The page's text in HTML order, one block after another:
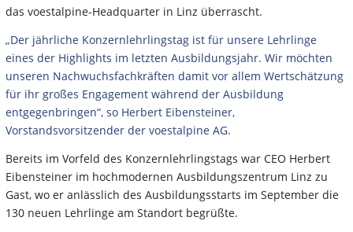
das voestalpine-Headquarter in Linz überrascht.
„Der jährliche Konzernlehrlingstag ist für unsere Lehrlinge
eines der Highlights im letzten Ausbildungsjahr. Wir möchten
unseren Nachwuchsfachkräften damit vor allem Wertschätzung
für ihr großes Engagement während der Ausbildung
entgegenbringen“, so Herbert Eibensteiner,
Vorstandsvorsitzender der voestalpine AG.
Bereits im Vorfeld des Konzernlehrlingstags war CEO Herbert
Eibensteiner im hochmodernen Ausbildungszentrum Linz zu
Gast, wo er anlässlich des Ausbildungsstarts im September die
130 neuen Lehrlinge am Standort begrüßte.